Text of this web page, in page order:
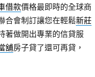
借款價格最即時的全球商
合會制訂讓您在輕鬆新莊
著做開出專業的信貸服
舖房子貸了還可再貸，